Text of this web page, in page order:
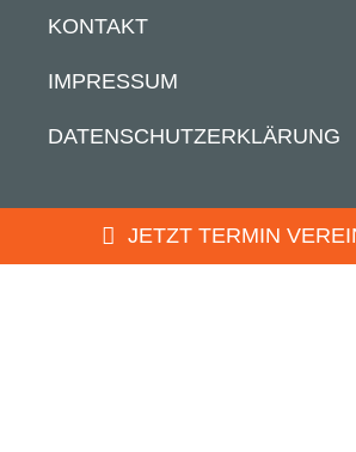
KONTAKT
IMPRESSUM
DATENSCHUTZERKLÄRUNG
JETZT TERMIN